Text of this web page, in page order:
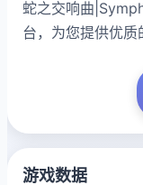
蛇之交响曲
台，为您提供优质
游戏数据